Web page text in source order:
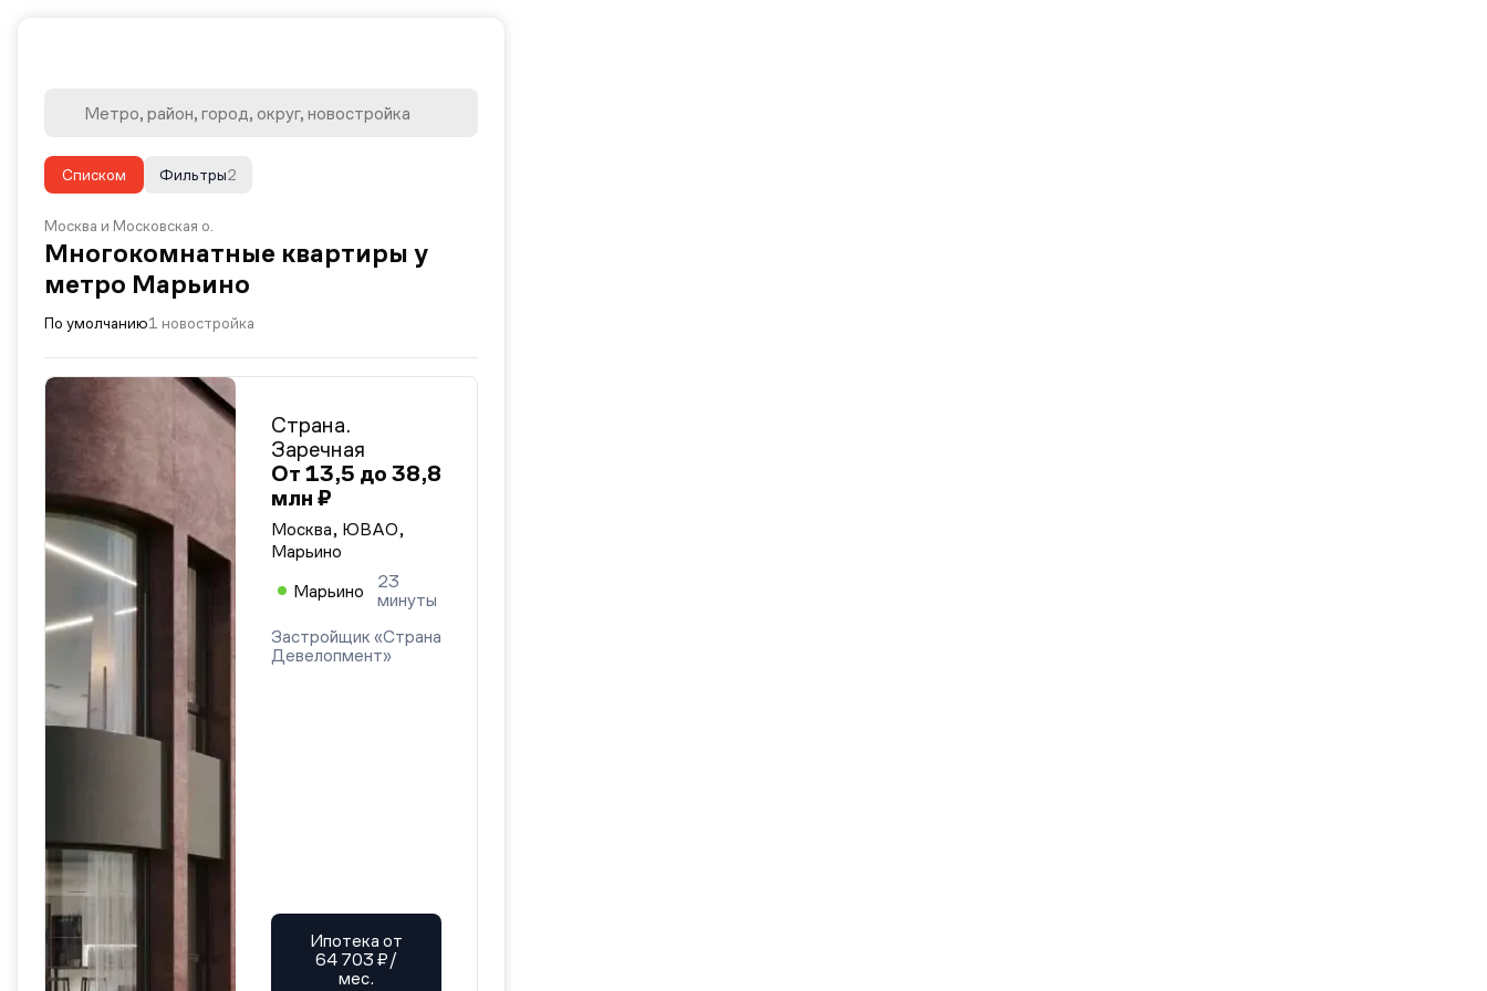
Списком 2
Фильтры
Москва и Московская о.
Многокомнатные квартиры у
метро Марьино
По умолчанию1 новостройка
Страна.
Заречная
От 13,5 до 38,8
млн ₽
Москва, ЮВАО,
Марьино
Марьино
23
минуты
Застройщик «Страна
Девелопмент»
Ипотека от
64 703 ₽/
мес.